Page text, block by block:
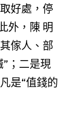
好處，停
外，陳 明
傢人、部
”；二是現
是“值錢的